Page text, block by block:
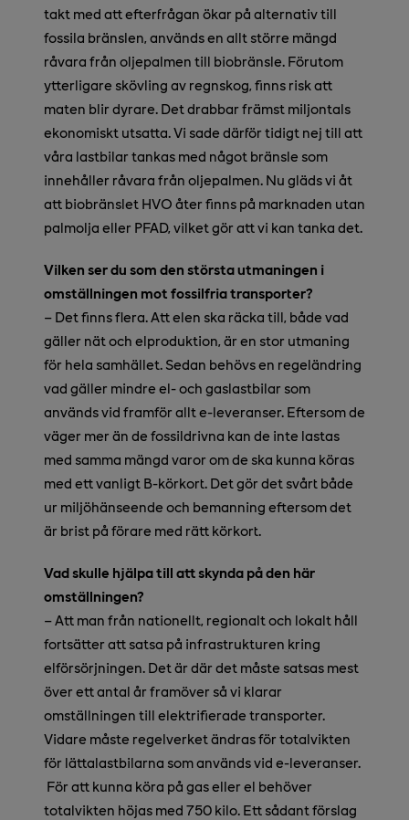
takt med att efterfrågan ökar på alternativ till
fossila bränslen, används en allt större mängd
råvara från oljepalmen till biobränsle. Förutom
ytterligare skövling av regnskog, finns risk att
maten blir dyrare. Det drabbar främst miljontals
ekonomiskt utsatta. Vi sade därför tidigt nej till att
våra lastbilar tankas med något bränsle som
innehåller råvara från oljepalmen. Nu gläds vi åt
att biobränslet HVO åter finns på marknaden utan
palmolja eller PFAD, vilket gör att vi kan tanka det.
Vilken ser du som den största utmaningen i
omställningen mot fossilfria transporter?
– Det finns flera. Att elen ska räcka till, både vad
gäller nät och elproduktion, är en stor utmaning
för hela samhället. Sedan behövs en regeländring
vad gäller mindre el- och gaslastbilar som
används vid framför allt e-leveranser. Eftersom de
väger mer än de fossildrivna kan de inte lastas
med samma mängd varor om de ska kunna köras
med ett vanligt B-körkort. Det gör det svårt både
ur miljöhänseende och bemanning eftersom det
är brist på förare med rätt körkort.
Vad skulle hjälpa till att skynda på den här
omställningen?
– Att man från nationellt, regionalt och lokalt håll
fortsätter att satsa på infrastrukturen kring
elförsörjningen. Det är där det måste satsas mest
över ett antal år framöver så vi klarar
omställningen till elektrifierade transporter.
Vidare måste regelverket ändras för totalvikten
för lättalastbilarna som används vid e-leveranser.
För att kunna köra på gas eller el behöver
totalvikten höjas med 750 kilo. Ett sådant förslag